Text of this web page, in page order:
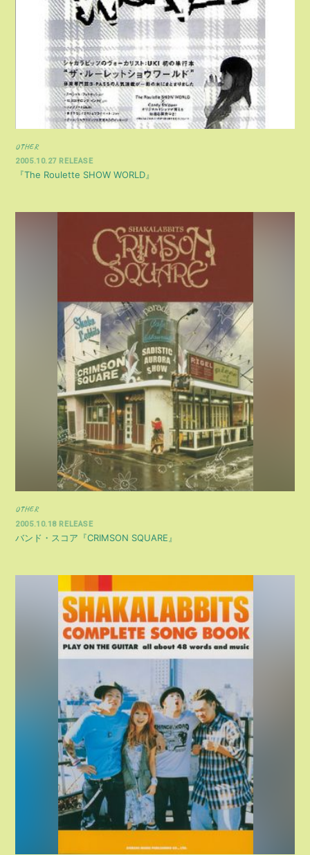
OTHER
2005.10.27 RELEASE
『The Roulette SHOW WORLD』
OTHER
2005.10.18 RELEASE
バンド・スコア『CRIMSON SQUARE』